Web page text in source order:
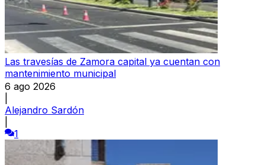
Las travesías de Zamora capital ya cuentan con
mantenimiento municipal
6 ago 2026
Alejandro Sardón
1